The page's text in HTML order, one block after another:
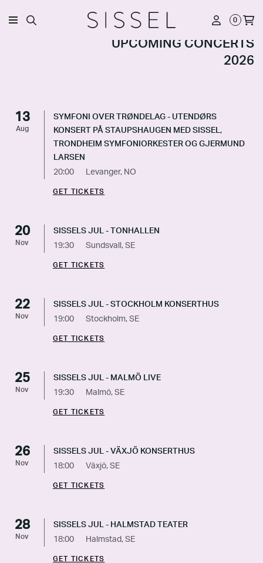
0
13
Aug
SYMFONI OVER TRØNDELAG - UTENDØRS
KONSERT PÅ STAUPSHAUGEN MED SISSEL,
TRONDHEIM SYMFONIORKESTER OG GJERMUND
LARSEN
20:00
Levanger, NO
GET TICKETS
20
Nov
SISSELS JUL - TONHALLEN
19:30
Sundsvall, SE
GET TICKETS
22
Nov
SISSELS JUL - STOCKHOLM KONSERTHUS
19:00
Stockholm, SE
GET TICKETS
25
Nov
SISSELS JUL - MALMÖ LIVE
19:30
Malmö, SE
GET TICKETS
26
Nov
SISSELS JUL - VÄXJÖ KONSERTHUS
18:00
Växjö, SE
GET TICKETS
28
Nov
SISSELS JUL - HALMSTAD TEATER
18:00
Halmstad, SE
GET TICKETS
UPCOMING CONCERTS
2026